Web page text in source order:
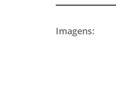
Imagens: